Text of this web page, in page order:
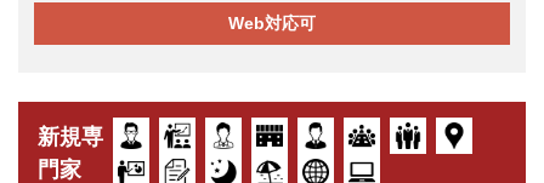
Web対応可
新規専
門家